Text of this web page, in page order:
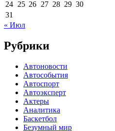
24 25 26 27 28 29 30
31
« Июл
Рубрики
Автоновости
Автособытия
Автоспорт
Автоэксперт
Актеры
Аналитика
Баскетбол
Безумный мир